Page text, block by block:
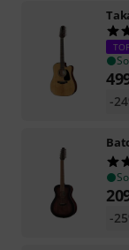
-
-